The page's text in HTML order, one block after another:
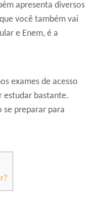
apresenta diversos
você também vai
e Enem, é a
exames de acesso
estudar bastante.
se preparar para